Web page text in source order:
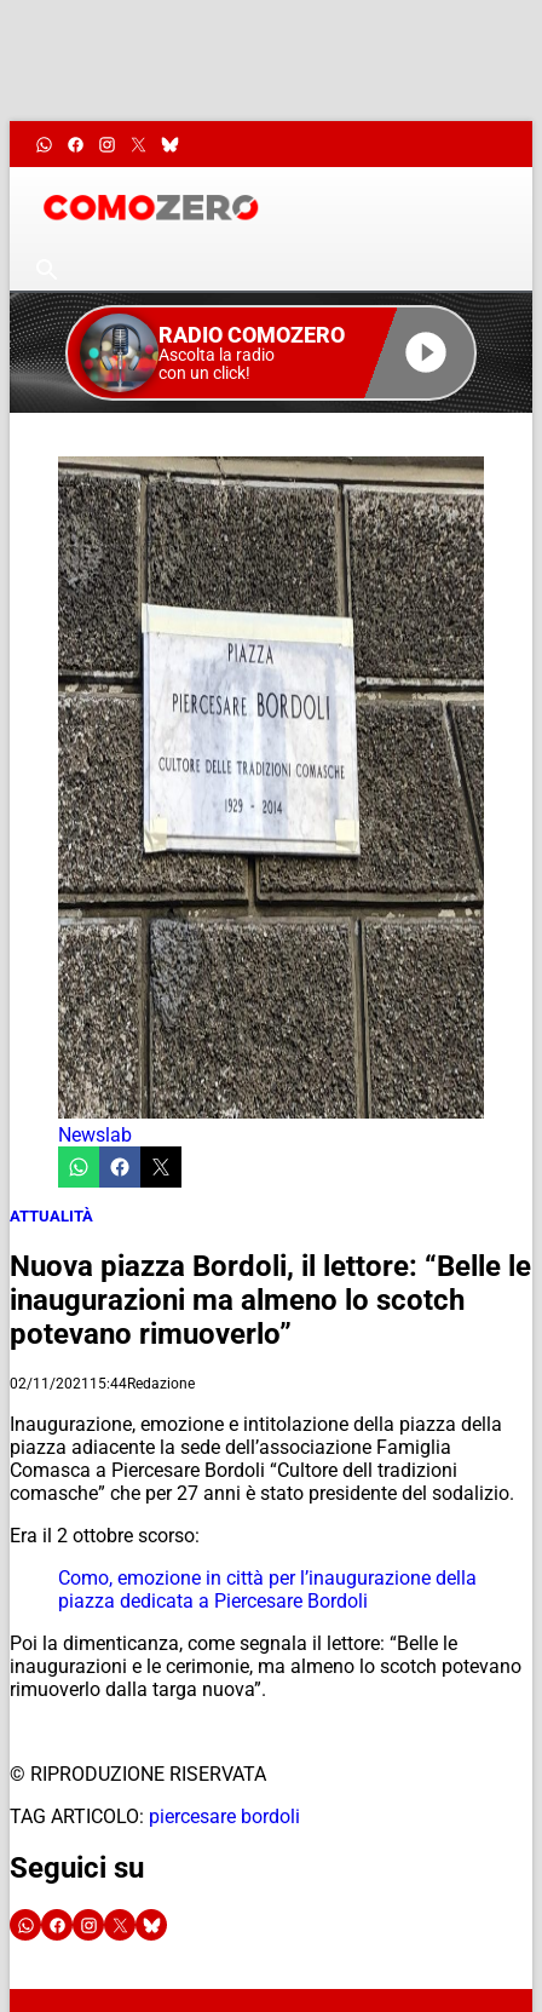
RADIO COMOZERO
Ascolta la radio
con un click!
Newslab
ATTUALITÀ
Nuova piazza Bordoli, il lettore: “Belle le
inaugurazioni ma almeno lo scotch
potevano rimuoverlo”
02/11/2021 15:44Redazione
Inaugurazione, emozione e intitolazione della piazza della
piazza adiacente la sede dell’associazione Famiglia
Comasca a Piercesare Bordoli “Cultore dell tradizioni
comasche” che per 27 anni è stato presidente del sodalizio.
Era il 2 ottobre scorso:
Como, emozione in città per l’inaugurazione della
piazza dedicata a Piercesare Bordoli
Poi la dimenticanza, come segnala il lettore: “Belle le
inaugurazioni e le cerimonie, ma almeno lo scotch potevano
rimuoverlo dalla targa nuova”.
© RIPRODUZIONE RISERVATA
TAG ARTICOLO: piercesare bordoli
Seguici su